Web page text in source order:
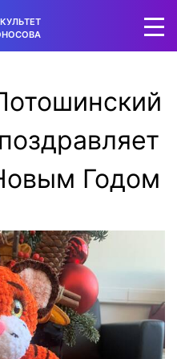
Годом